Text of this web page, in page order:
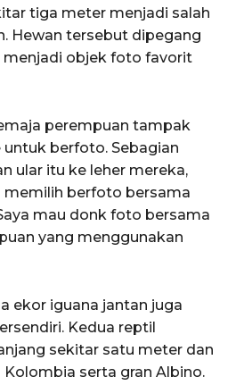
tiga meter menjadi salah
Hewan tersebut dipegang
menjadi objek foto favorit
perempuan tampak
berfoto. Sebagian
ular itu ke leher mereka,
memilih berfoto bersama
mau donk foto bersama
yang menggunakan
ekor iguana jantan juga
Kedua reptil
sekitar satu meter dan
serta gran Albino.